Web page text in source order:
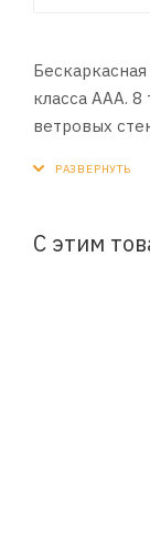
класса ААА. 8
ветровых
С этим